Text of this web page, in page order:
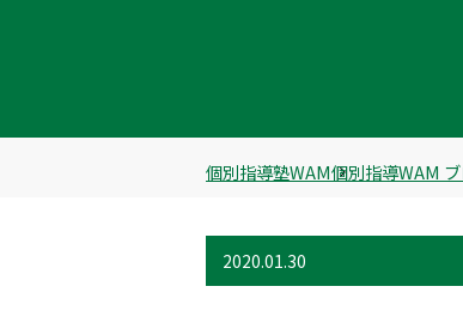
個別指導塾WAM個別指導WAM
2020.01.30